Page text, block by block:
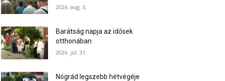
2026. aug. 5.
Barátság napja az idősek
otthonában
2026. júl. 31.
Nógrád legszebb hétvégéje